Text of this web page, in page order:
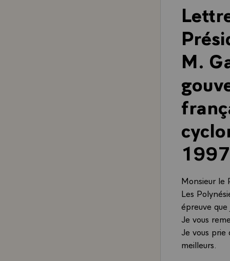
M.
Monsieur le
Les
épreuve
Je vous
Je vous
meilleurs.